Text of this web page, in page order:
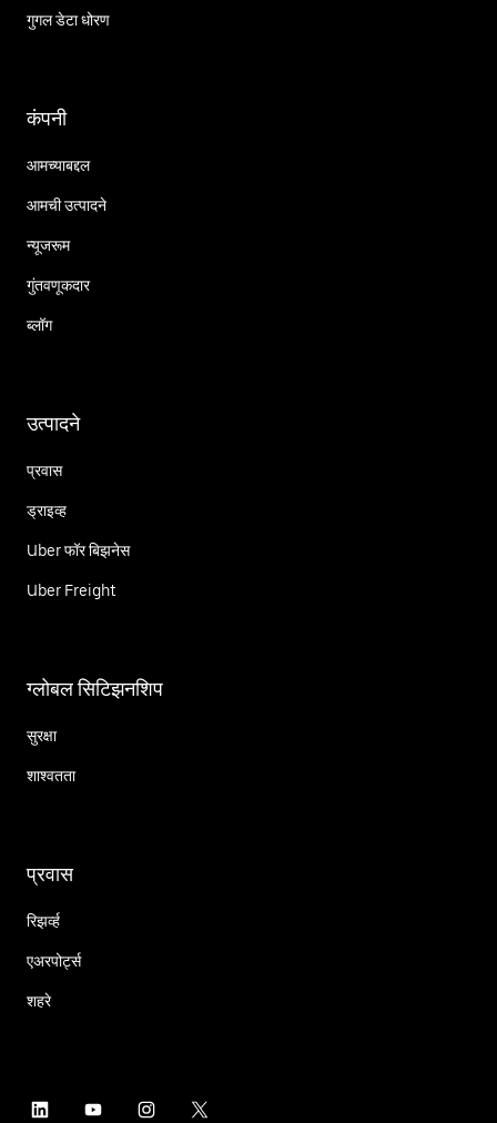
गुगल डेटा धोरण
कंपनी
आमच्याबद्दल
आमची उत्पादने
न्यूजरूम
गुंतवणूकदार
ब्लॉग
उत्पादने
प्रवास
ड्राइव्ह
Uber फॉर बिझनेस
Uber Freight
ग्लोबल सिटिझनशिप
सुरक्षा
शाश्वतता
प्रवास
रिझर्व्ह
एअरपोर्ट्स
शहरे